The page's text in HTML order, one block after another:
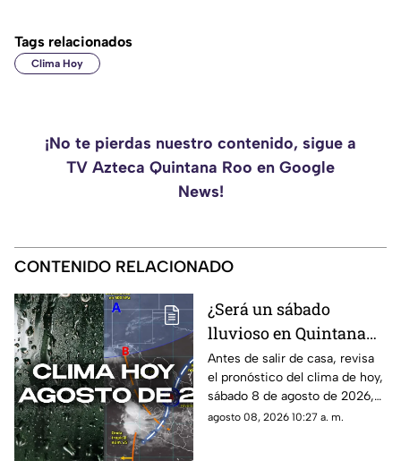
Tags relacionados
Clima Hoy
¡No te pierdas nuestro contenido, sigue a
TV Azteca Quintana Roo en Google
News!
CONTENIDO RELACIONADO
¿Será un sábado
lluvioso en Quintana
Roo? Pronóstico del
clima HOY, sábado 8 de
agosto de 2026, en
Cancún y el resto del
Antes de salir de casa, revisa
el pronóstico del clima de hoy,
sábado 8 de agosto de 2026,
en Cancún y el resto de
agosto 08, 2026 10:27 a. m.